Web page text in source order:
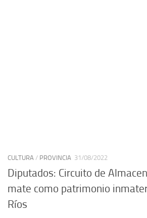
CULTURA / PROVINCIA 31/08/2022
Diputados: Circuito de
mate como patrimonio
Ríos